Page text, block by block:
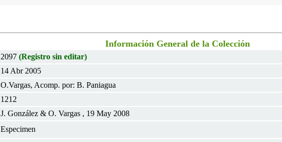
Información General de la Colección
2097 (Registro sin editar)
14 Abr 2005
O.Vargas, Acomp. por: B. Paniagua
1212
J. González & O. Vargas , 19 May 2008
Especimen